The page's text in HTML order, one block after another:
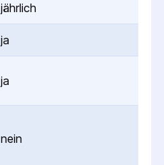
jährlich
ja
ja
nein